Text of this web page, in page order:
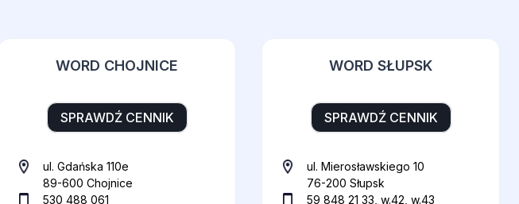
WORD CHOJNICE
SPRAWDŹ CENNIK
ul. Gdańska 110e
89-600 Chojnice
530 488 061
WORD SŁUPSK
SPRAWDŹ CENNIK
ul. Mierosławskiego 10
76-200 Słupsk
59 848 21 33, w.42, w.43